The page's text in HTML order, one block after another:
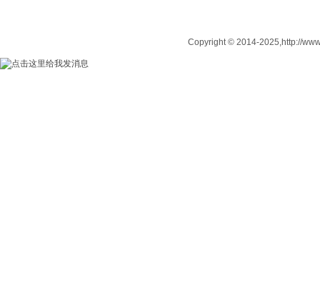
Copyright © 2014-2025,http://